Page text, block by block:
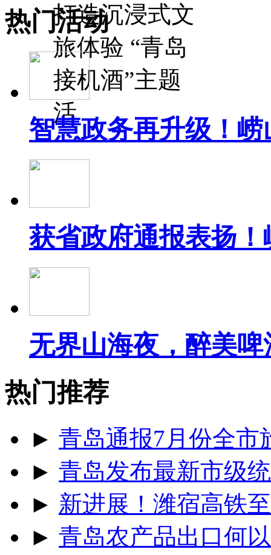
打造沉浸式文
旅体验 “青岛
接机酒”主题
活
热门活动
智慧政务再升级！
获省政府通报表扬
无界山海夜，醉美
热门推荐
► 青岛通报7月份全市
► 青岛发布最新市级
► 新进展！潍宿高铁
► 青岛农产品出口何